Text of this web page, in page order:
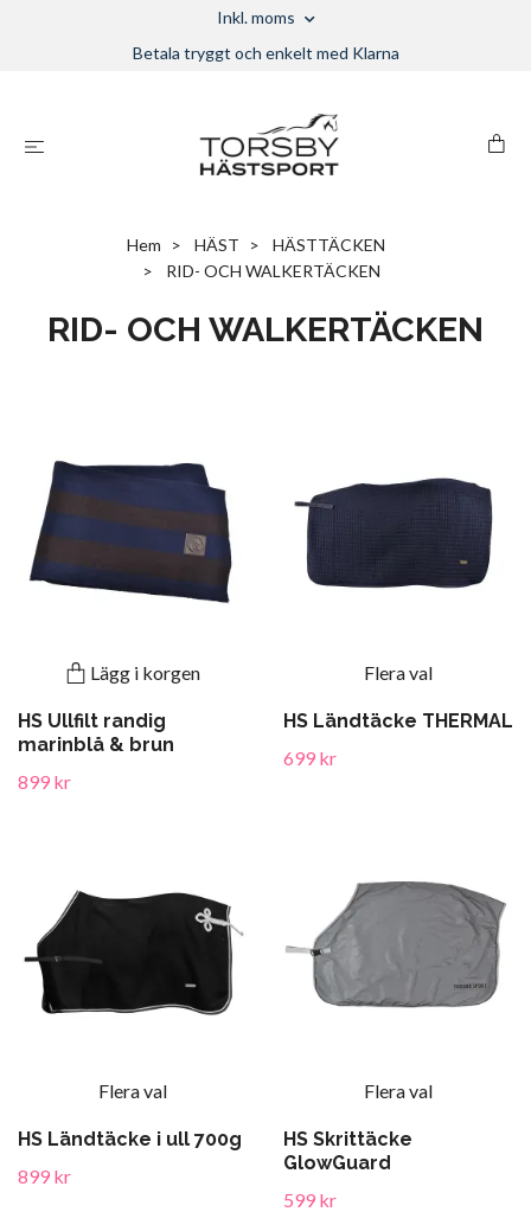
Inkl. moms
Betala tryggt och enkelt med Klarna
Hem HÄST
HÄSTTÄCKEN
RID- OCH WALKERTÄCKEN
RID- OCH WALKERTÄCKEN
Lägg i korgen
HS Ullfilt randig
marinblå & brun
899 kr
Flera val
HS Ländtäcke THERMAL
699 kr
Flera val
HS Ländtäcke i ull 700g
899 kr
Flera val
HS Skrittäcke
GlowGuard
599 kr